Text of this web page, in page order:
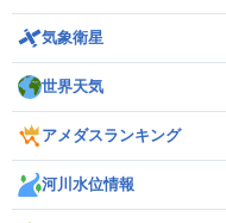
気象衛星
世界天気
アメダスランキング
河川水位情報